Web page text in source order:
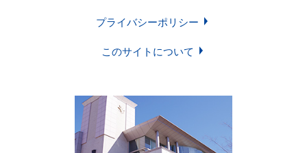
プライバシーポリシー
このサイトについて